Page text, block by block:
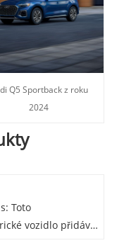
Q5 Sportback z roku
2024
Toto
vozidlo přidává